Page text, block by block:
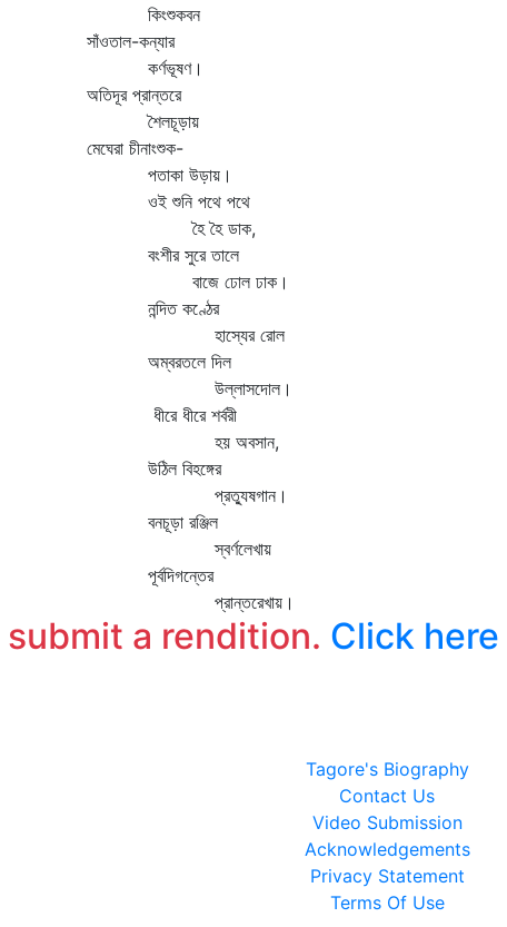
কিংশুকবন
সাঁওতাল-কন্যার
কর্ণভূষণ।
অতিদূর প্রান্তরে
শৈলচূড়ায়
মেঘেরা চীনাংশুক-
পতাকা উড়ায়।
ওই শুনি পথে পথে
হৈ হৈ ডাক,
বংশীর সুরে তালে
বাজে ঢোল ঢাক।
নন্দিত কণ্ঠের
হাস্যের রোল
অম্বরতলে দিল
উল্লাসদোল।
ধীরে ধীরে শর্বরী
হয় অবসান,
উঠিল বিহঙ্গের
প্রত্যুষগান।
বনচূড়া রঞ্জিল
স্বর্ণলেখায়
পূর্বদিগন্তের
প্রান্তরেখায়।
a rendition. Click here
Tagore's Biography
Contact Us
Video Submission
Acknowledgements
Privacy Statement
Terms Of Use